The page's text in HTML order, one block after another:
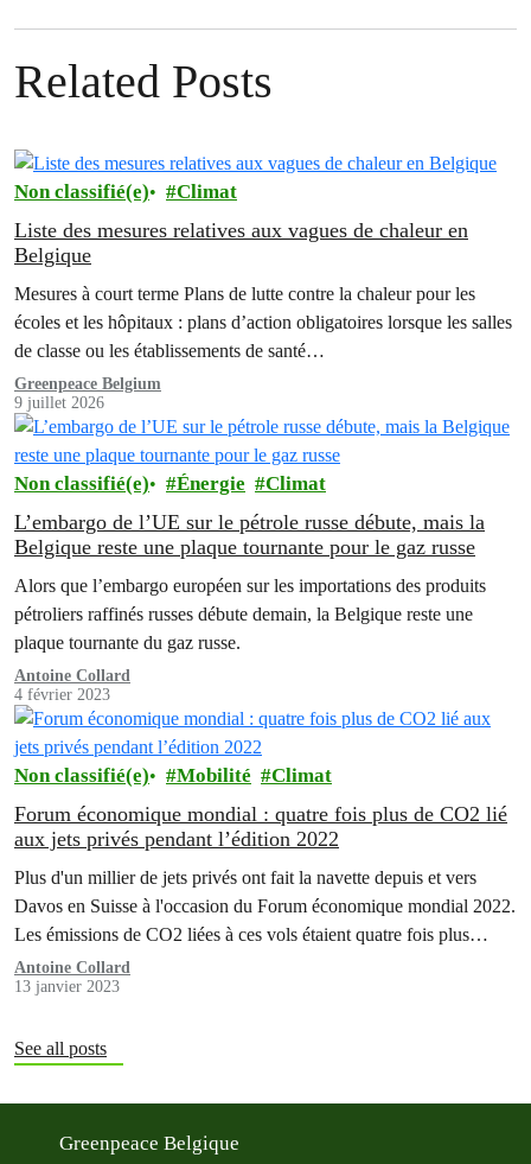
Related Posts
Non classifié(e) Climat
Liste des mesures relatives aux vagues de chaleur en
Belgique
Mesures à court terme Plans de lutte contre la chaleur pour les
écoles et les hôpitaux : plans d’action obligatoires lorsque les salles
de classe ou les établissements de santé…
Greenpeace Belgium
9 juillet 2026
Non classifié(e) Énergie Climat
L’embargo de l’UE sur le pétrole russe débute, mais la
Belgique reste une plaque tournante pour le gaz russe
Alors que l’embargo européen sur les importations des produits
pétroliers raffinés russes débute demain, la Belgique reste une
plaque tournante du gaz russe.
Antoine Collard
4 février 2023
Non classifié(e) Mobilité Climat
Forum économique mondial : quatre fois plus de CO2 lié
aux jets privés pendant l’édition 2022
Plus d'un millier de jets privés ont fait la navette depuis et vers
Davos en Suisse à l'occasion du Forum économique mondial 2022.
Les émissions de CO2 liées à ces vols étaient quatre fois plus
élevées que ceux générés par les jets privés vers et depuis Davos
lors d'une semaine moyenne. C'est ce que révèle…
Antoine Collard
13 janvier 2023
See all posts
Greenpeace Belgique